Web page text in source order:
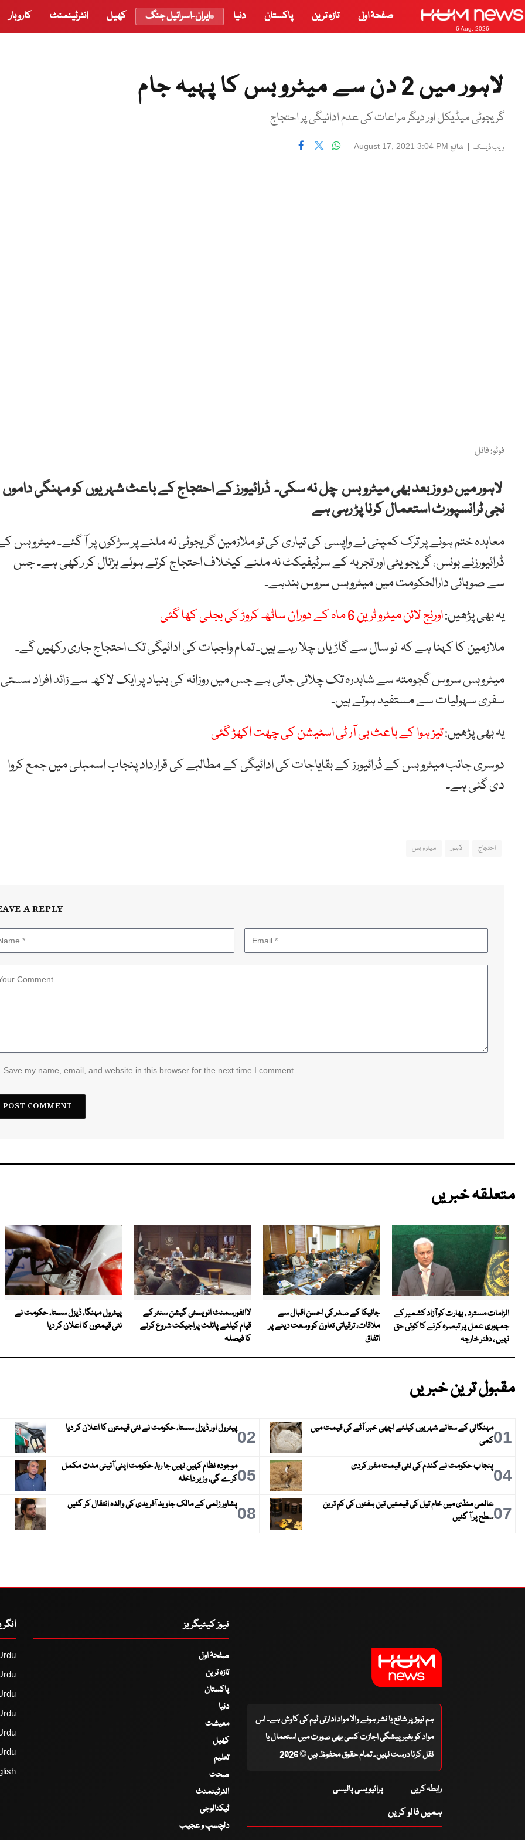
6 Aug, 2026
صفحۂ اول تازہ ترین پاکستان دنیا ایران-اسرائیل جنگ کھیل انٹرٹینمنٹ کاروبار
لاہور میں 2 دن سے میٹروبس کا پہیہ جام
گریجوٹی میڈیکل اور دیگر مراعات کی عدم ادائیگی پر احتجاج
ویب ڈیسک | شائع August 17, 2021 3:04 PM
فوٹو: فائل
لاہور میں دو وز بعد بھی میٹرو بس چل نہ سکی۔ ڈرائیورز کے احتجاج کے باعث شہریوں کو مہنگی داموں
نجی ٹرانسپورٹ استعمال کرنا پڑ رہی ہے
معاہدہ ختم ہونے پر ترک کمپنی نے واپسی کی تیاری کی تو ملازمین گریجوٹی نہ ملنے پر سڑکوں پر آ گئے۔ میٹروبس
ڈرائیورزنے بونس، گریجویٹی اور تجربہ کے سرٹیفیکٹ نہ ملنے کیخلاف احتجاج کرتے ہوئے ہڑتال کر رکھی ہے۔ جس
سے صوبائی دارالحکومت میں میٹروبس سروس بندہے۔
یہ بھی پڑھیں:اورنج لائن میٹرو ٹرین 6 ماہ کے دوران ساٹھ کروڑ کی بجلی کھا گئی
ملازمین کا کہنا ہے کہ نو سال سے گاڑیاں چلا رہے ہیں۔ تمام واجبات کی ادائیگی تک احتجاج جاری رکھیں گے۔
میٹروبس سروس گجومتہ سے شاہدرہ تک چلائی جاتی ہے جس میں روزانہ کی بنیاد پر ایک لاکھ سے زائد افراد سستی
سفری سہولیات سے مستفید ہوتے ہیں۔
یہ بھی پڑھیں:تیز ہوا کے باعث بی آر ٹی اسٹیشن کی چھت اکھڑ گئی
دوسری جانب میٹرو بس کے ڈرائیورز کے بقایاجات کی ادائیگی کے مطالبے کی قرارداد پنجاب اسمبلی میں جمع کروا
دی گئی ہے۔
احتجاج لاہور میٹرو بس
A REPLY
Save my name, email, and website in this browser for the next time I comment.
متعلقہ خبریں
الزامات مسترد ، بھارت کو آزاد کشمیر کے
جمہوری عمل پر تبصرہ کرنے کا کوئی حق
نہیں ، دفتر خارجہ
جائیکا کے صدر کی احسن اقبال سے
ملاقات، ترقیاتی تعاون کو وسعت دینے پر
اتفاق
لاانفورسمنٹ انویسٹی گیشن سنٹر کے
قیام کیلئے پائلٹ پراجیکٹ شروع کرنے
کا فیصلہ
پیٹرول مہنگا، ڈیزل سستا، حکومت نے
نئی قیمتوں کا اعلان کر دیا
مقبول ترین خبریں
01مہنگائی کے ستائے شہریوں کیلئے اچھی خبر، آٹے کی قیمت میں
کمی
02پیٹرول اور ڈیزل سستا، حکومت نے نئی قیمتوں کا اعلان کر دیا
04پنجاب حکومت نے گندم کی نئی قیمت مقرر کردی 05موجودہ نظام کہیں نہیں جا رہا، حکومت اپنی آئینی مدت مکمل
کرے گی، وزیر داخلہ
07عالمی منڈی میں خام تیل کی قیمتیں تین ہفتوں کی کم ترین
سطح پر آ گئیں
08پشاور زلمی کے مالک جاوید آفریدی کی والدہ انتقال کر گئیں
ہم نیوز پر شائع یا نشر ہونے والا مواد ادارتی ٹیم کی کاوش ہے۔ اس
مواد کو بغیر پیشگی اجازت کسی بھی صورت میں استعمال یا
نقل کرنا درست نہیں۔ تمام حقوق محفوظ ہیں © 2026
رابطہ کریں پرائیویسی پالیسی
ہمیں فالو کریں
نیوز کیٹیگریز
صفحۂ اول
تازہ ترین
پاکستان
دنیا
معیشت
کھیل
تعلیم
صحت
انٹرٹینمنٹ
ٹیکنالوجی
دلچسپ و عجیب